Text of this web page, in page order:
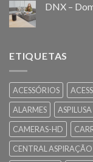
DNX –
ETIQUETAS
ACESSÓRIOS
ALARMES
ASPILUSA
CAMERAS-HD
CENTRAL ASPIRAÇÃO